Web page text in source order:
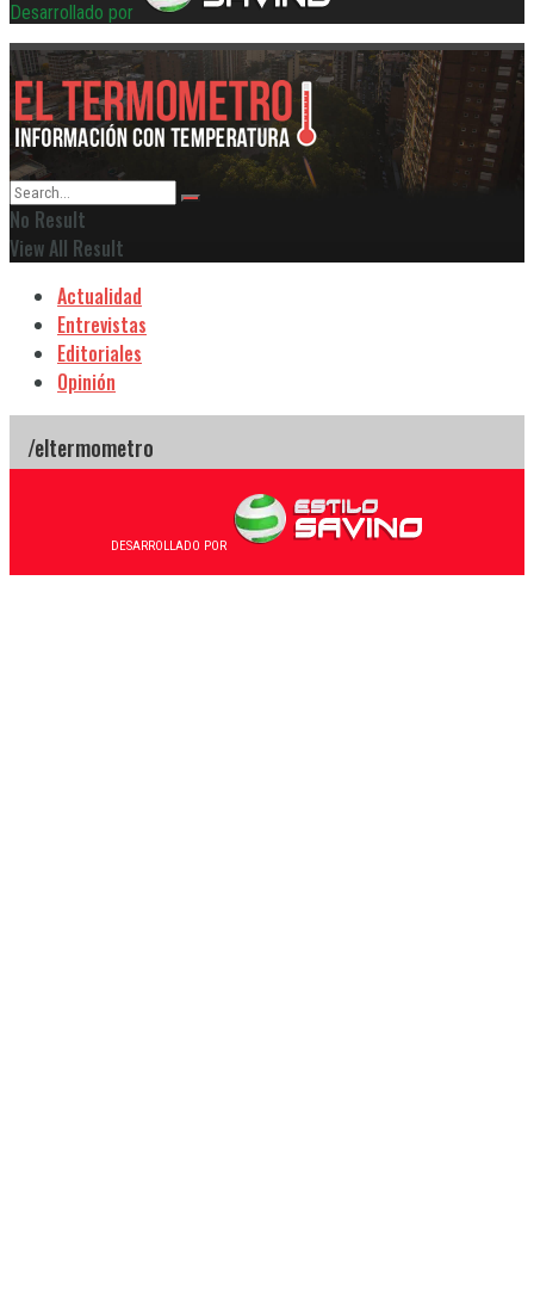
Desarrollado por
No Result
View All Result
Actualidad
Entrevistas
Editoriales
Opinión
DESARROLLADO POR